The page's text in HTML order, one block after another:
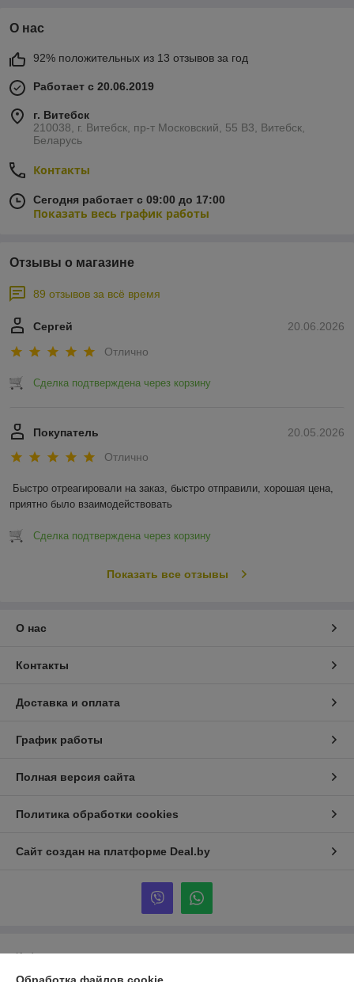
О нас
92% положительных из 13 отзывов за год
Работает с 20.06.2019
г. Витебск
210038, г. Витебск, пр-т Московский, 55 B3, Витебск,
Беларусь
Контакты
Сегодня работает с 09:00 до 17:00
Показать весь график работы
Отзывы о магазине
89 отзывов за всё время
20.06.2026
Сергей
Отлично
Сделка подтверждена через корзину
20.05.2026
Покупатель
Отлично
Быстро отреагировали на заказ, быстро отправили, хорошая цена,
приятно было взаимодействовать
Сделка подтверждена через корзину
Показать все отзывы
О нас
Контакты
Доставка и оплата
График работы
Полная версия сайта
Политика обработки cookies
Сайт создан на платформе Deal.by
Информация для покупателя